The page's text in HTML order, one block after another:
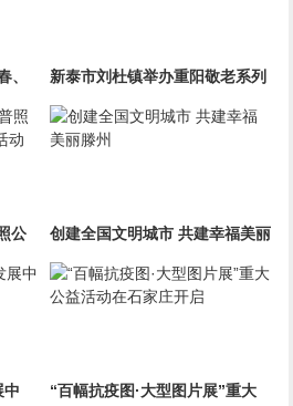
、
新泰市刘杜镇举办重阳敬老系列
活动
公
创建全国文明城市 共建幸福美丽
滕州
中
“百幅抗疫图·大型图片展”重大